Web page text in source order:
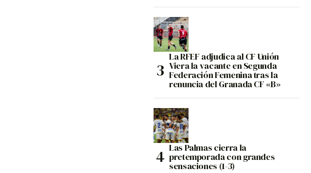
La RFEF adjudica al CF Unión
Viera la vacante en Segunda
Federación Femenina tras la
renuncia del Granada CF «B»
Las Palmas cierra la
pretemporada con grandes
sensaciones (1-3)